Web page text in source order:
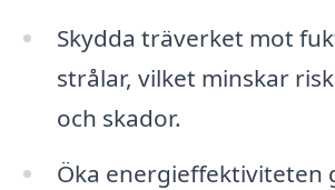
Skydda träverket mot
strålar, vilket minskar
och skador.
Öka energieffektiviteten